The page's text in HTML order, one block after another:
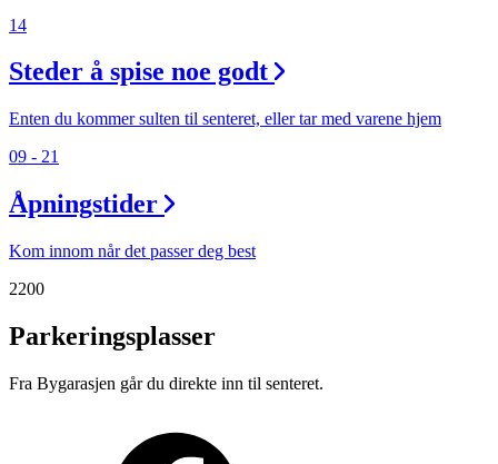
14
Steder å spise noe godt
Enten du kommer sulten til senteret, eller tar med varene hjem
09 - 21
Åpningstider
Kom innom når det passer deg best
2200
Parkeringsplasser
Fra Bygarasjen går du direkte inn til senteret.